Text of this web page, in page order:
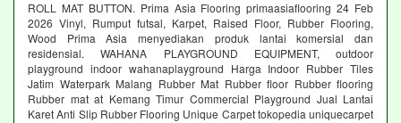
ROLL MAT BUTTON. Prima Asia Flooring primaasiaflooring 24 Feb
2026 Vinyl, Rumput futsal, Karpet, Raised Floor, Rubber Flooring,
Wood Prima Asia menyediakan produk lantai komersial dan
residensial. WAHANA PLAYGROUND EQUIPMENT, outdoor
playground indoor wahanaplayground Harga Indoor Rubber Tiles
Jatim Waterpark Malang Rubber Mat Rubber floor Rubber flooring
Rubber mat at Kemang Timur Commercial Playground Jual Lantai
Karet Anti Slip Rubber Flooring Unique Carpet tokopedia uniquecarpet